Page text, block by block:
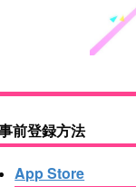
前登録方法
App Store